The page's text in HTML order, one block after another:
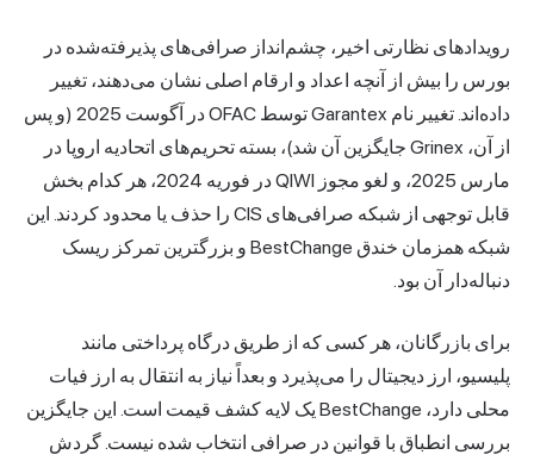
رویدادهای نظارتی اخیر، چشم‌انداز صرافی‌های پذیرفته‌شده در
بورس را بیش از آنچه اعداد و ارقام اصلی نشان می‌دهند، تغییر
داده‌اند. تغییر نام Garantex توسط OFAC در آگوست 2025 (و پس
از آن، Grinex جایگزین آن شد)، بسته تحریم‌های اتحادیه اروپا در
مارس 2025، و لغو مجوز QIWI در فوریه 2024، هر کدام بخش
قابل توجهی از شبکه صرافی‌های CIS را حذف یا محدود کردند. این
شبکه همزمان خندق BestChange و بزرگترین تمرکز ریسک
دنباله‌دار آن بود.
برای بازرگانان، هر کسی که از طریق درگاه پرداختی مانند
پلیسیو، ارز دیجیتال را می‌پذیرد و بعداً نیاز به انتقال به ارز فیات
محلی دارد، BestChange یک لایه کشف قیمت است. این جایگزین
بررسی انطباق با قوانین در صرافی انتخاب شده نیست. گردش